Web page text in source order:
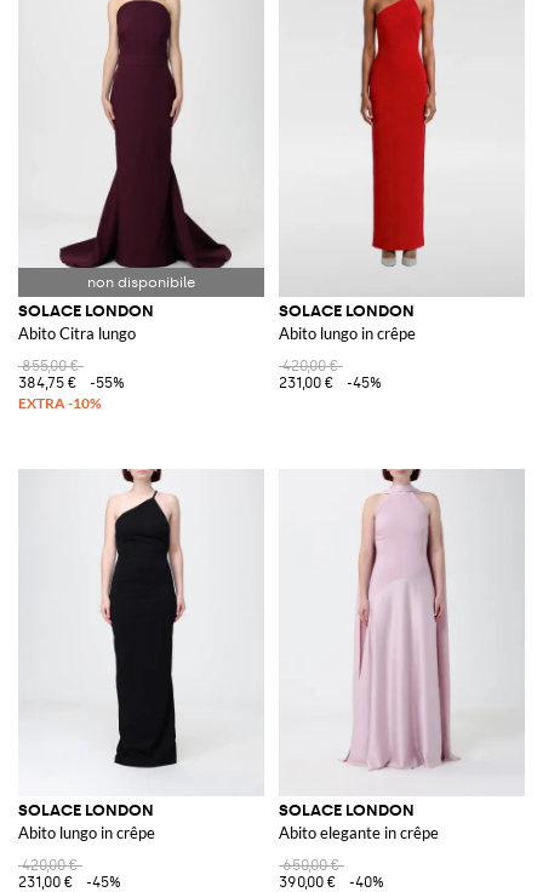
SOLACE LONDON
Abito Citra lungo
855,00 €
384,75 €
-55%
SOLACE LONDON
Abito lungo in crêpe
420,00 €
231,00 €
-45%
SOLACE LONDON
Abito lungo in crêpe
420,00 €
231,00 €
-45%
SOLACE LONDON
Abito elegante in crêpe
650,00 €
390,00 €
-40%